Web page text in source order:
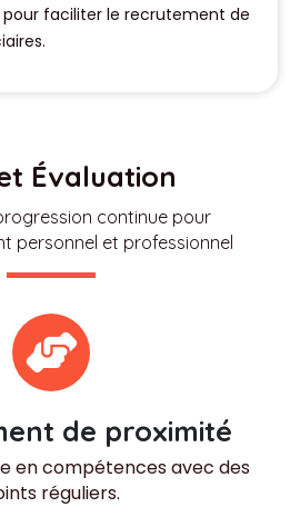
faciliter le recrutement de
Évaluation
continue pour
personnel et professionnel
de proximité
en compétences avec des
réguliers.